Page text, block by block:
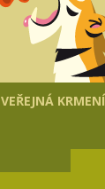
VEŘEJNÁ KRMENÍ